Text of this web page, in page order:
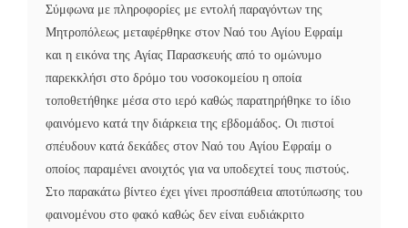
Σύμφωνα με πληροφορίες με εντολή παραγόντων της
Μητροπόλεως μεταφέρθηκε στον Ναό του Αγίου Εφραίμ
και η εικόνα της Αγίας Παρασκευής από το ομώνυμο
παρεκκλήσι στο δρόμο του νοσοκομείου η οποία
τοποθετήθηκε μέσα στο ιερό καθώς παρατηρήθηκε το ίδιο
φαινόμενο κατά την διάρκεια της εβδομάδος. Οι πιστοί
σπέυδουν κατά δεκάδες στον Ναό του Αγίου Εφραίμ ο
οποίος παραμένει ανοιχτός για να υποδεχτεί τους πιστούς.
Στο παρακάτω βίντεο έχει γίνει προσπάθεια αποτύπωσης του
φαινομένου στο φακό καθώς δεν είναι ευδιάκριτο